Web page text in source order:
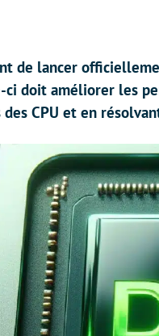
de lancer
ci doit améliorer les
des CPU et en